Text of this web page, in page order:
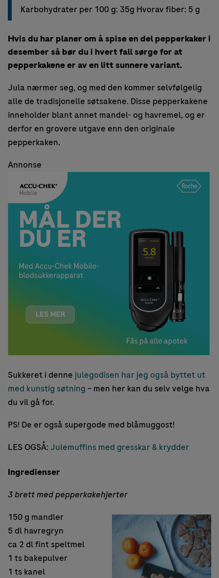
Karbohydrater per 100 g: 35g Hvorav fiber: 5 g
Hvis du har planer om å spise en del pepperkaker i
desember så bør du i hvert fall sørge for at
pepperkakene er av en litt sunnere variant.
Jula nærmer seg, og med den kommer selvfølgelig
alle de tradisjonelle søtsakene. Disse pepperkakene
inneholder blant annet mandel- og havremel, og er
derfor en grovere utgave enn den originale
pepperkaken.
Annonse
Sukkeret i denne julegodisen har jeg også byttet ut
med kunstig søtning – men her kan du selv velge hva
du vil gå for.
PS! De er også supergode med blåmuggost!
LES OGSÅ: Julemuffins med gresskar & krydder
Ingredienser
3 brett med pepperkakehjerter
150 g mandler
5 dl havregryn
ca 2 dl fint speltmel
1 ts bakepulver
1 ts kanel